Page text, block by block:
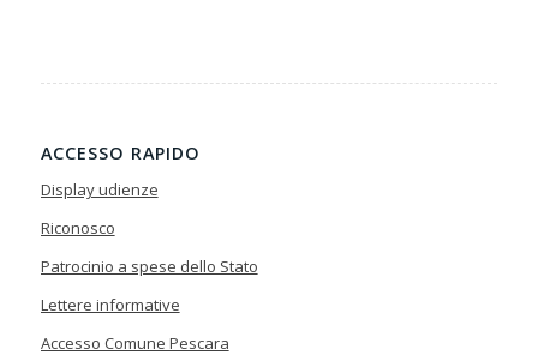
ACCESSO RAPIDO
Display udienze
Riconosco
Patrocinio a spese dello Stato
Lettere informative
Accesso Comune Pescara